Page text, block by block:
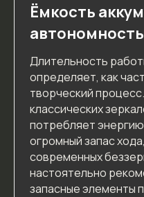
Ёмкость
автономность
Длительность
определяет, как
творческий
классических
потребляет
огромный запас
современных
настоятельно
запасные элементы